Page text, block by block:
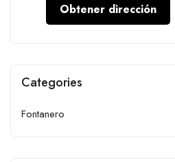
Obtener dirección
Categories
Fontanero